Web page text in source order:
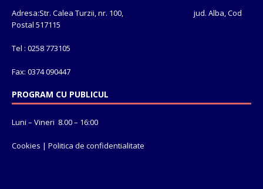
Adresa:Str. Calea Turzii, nr. 100, jud. Alba, Cod
Postal 517115
Tel : 0258 773105
Fax: 0374 090447
PROGRAM CU PUBLICUL
Luni – Vineri 8.00 – 16:00
Cookies | Politica de confidentialitate